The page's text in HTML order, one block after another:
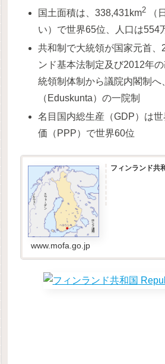
国土面積は、338,431km2 （
い）で世界65位、人口は554
共和制で大統領が国家元首、
ンド基本法制定及び2012年
統領制体制から議院内閣制へ
（Eduskunta）の一院制
名目国内総生産（GDP）は
価（PPP）で世界60位
フィンランド共
www.mofa.go.jp